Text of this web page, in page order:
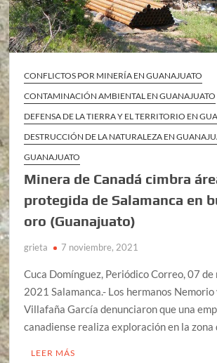
CONFLICTOS POR MINERÍA EN GUANAJUATO
CONTAMINACIÓN AMBIENTAL EN GUANAJUATO
DEFENSA DE LA TIERRA Y EL TERRITORIO EN
DESTRUCCIÓN DE LA NATURALEZA EN
GUANAJUATO
Minera de Canadá cimbra
protegida de Salamanca en
oro (Guanajuato)
grieta 7 noviembre, 2021
Cuca Domínguez, Periódico Correo, 07
2021 Salamanca.- Los hermanos
Villafaña García denunciaron que una
canadiense realiza exploración en la zona
LEER MÁS